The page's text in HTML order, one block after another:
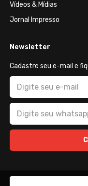
Vídeos & Mídias
Jornal Impresso
Newsletter
Cadastre seu e-mail e